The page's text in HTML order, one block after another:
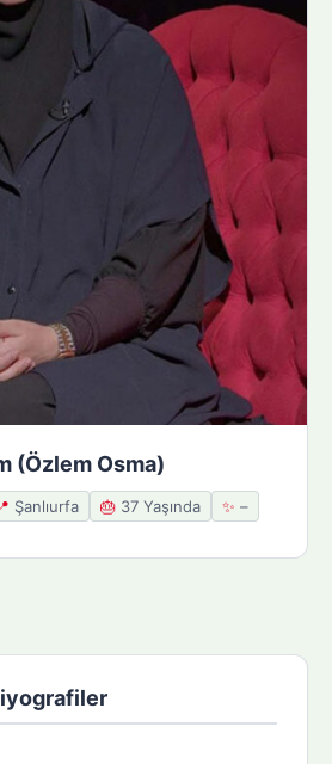
(Özlem Osma)
Şanlıurfa 🎂 37 Yaşında ✨ –